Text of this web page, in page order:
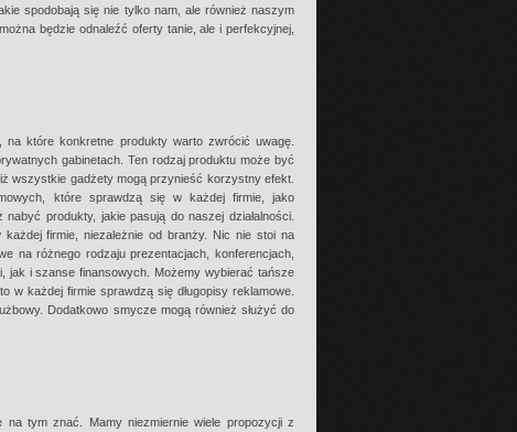
spodobają się nie tylko nam, ale również naszym
będzie odnaleźć oferty tanie, ale i perfekcyjnej,
na które konkretne produkty warto zwrócić uwagę.
gabinetach. Ten rodzaj produktu może być
wszystkie gadżety mogą przynieść korzystny efekt.
które sprawdzą się w każdej firmie, jako
produkty, jakie pasują do naszej działalności.
firmie, niezależnie od branży. Nic nie stoi na
na różnego rodzaju prezentacjach, konferencjach,
jak i szanse finansowych. Możemy wybierać tańsze
każdej firmie sprawdzą się długopisy reklamowe.
Dodatkowo smycze mogą również służyć do
tym znać. Mamy niezmiernie wiele propozycji z